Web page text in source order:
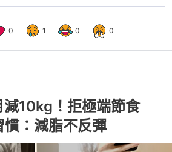
0 1 0 0
減10kg！拒極端節食
：減脂不反彈